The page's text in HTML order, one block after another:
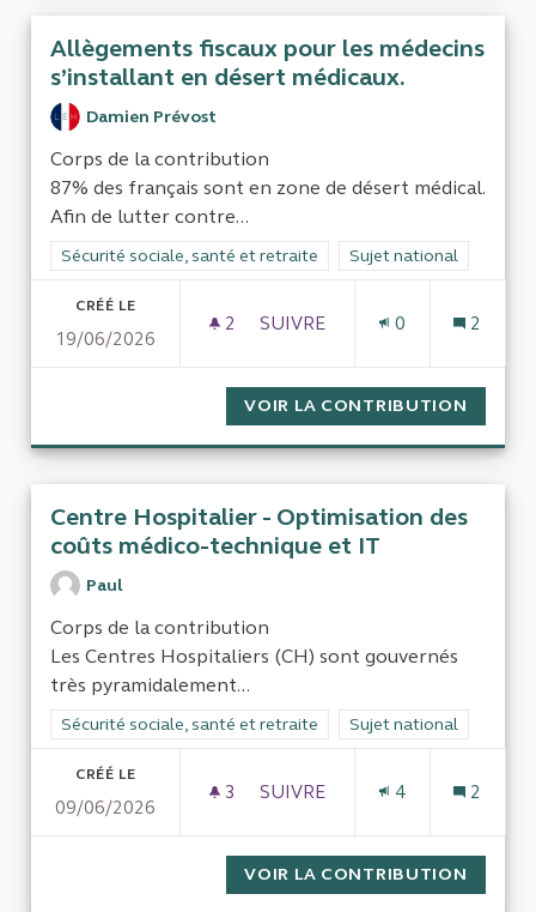
Allègements fiscaux pour les médecins
s’installant en désert médicaux.
Damien Prévost
Corps de la contribution
87% des français sont en zone de désert médical.
Afin de lutter contre...
Filtrer les résultats de la catégorie : Sécurité sociale, santé
Sécurité sociale, santé et retraite Filtrer les résultats
Sujet national
CRÉÉ LE
19/06/2026
2 2 ABONNÉS
SUIVRE
0 2
VOIR LA CONTRIBUTION
Centre Hospitalier - Optimisation des
coûts médico-technique et IT
Paul
Corps de la contribution
Les Centres Hospitaliers (CH) sont gouvernés
très pyramidalement...
Filtrer les résultats de la catégorie : Sécurité sociale, santé
Sécurité sociale, santé et retraite Filtrer les résultats
Sujet national
CRÉÉ LE
09/06/2026
3 3 ABONNÉS
SUIVRE
4 2
VOIR LA CONTRIBUTION